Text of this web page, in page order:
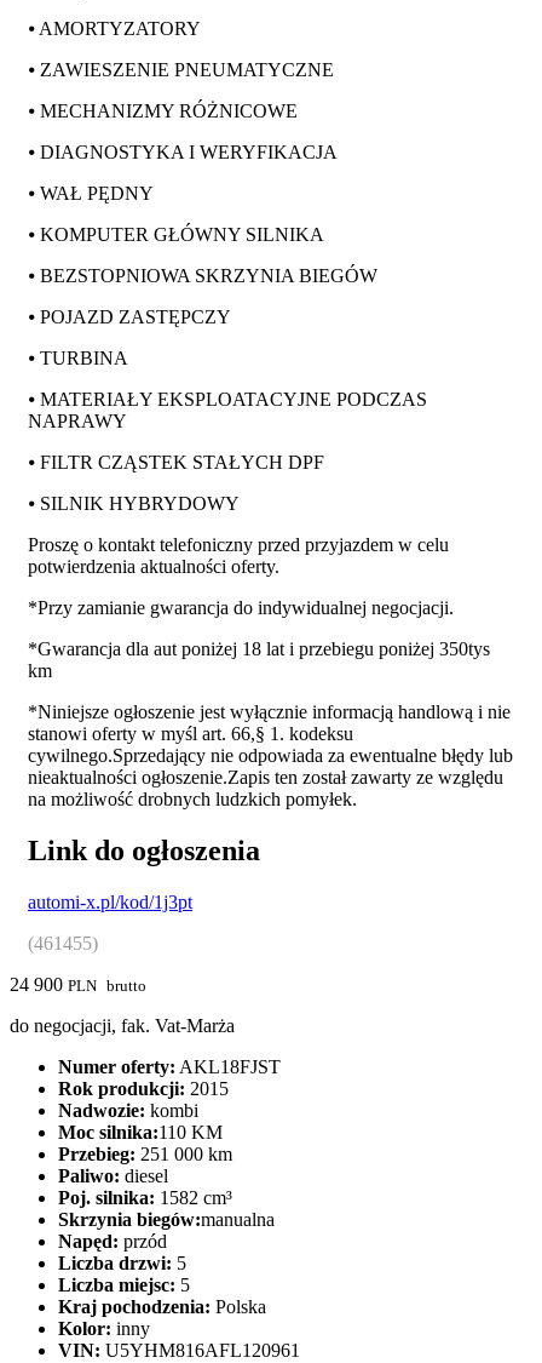
⦁ AMORTYZATORY
⦁ ZAWIESZENIE PNEUMATYCZNE
⦁ MECHANIZMY RÓŻNICOWE
⦁ DIAGNOSTYKA I WERYFIKACJA
⦁ WAŁ PĘDNY
⦁ KOMPUTER GŁÓWNY SILNIKA
⦁ BEZSTOPNIOWA SKRZYNIA BIEGÓW
⦁ POJAZD ZASTĘPCZY
⦁ TURBINA
⦁ MATERIAŁY EKSPLOATACYJNE PODCZAS
NAPRAWY
⦁ FILTR CZĄSTEK STAŁYCH DPF
⦁ SILNIK HYBRYDOWY
Proszę o kontakt telefoniczny przed przyjazdem w celu
potwierdzenia aktualności oferty.
*Przy zamianie gwarancja do indywidualnej negocjacji.
*Gwarancja dla aut poniżej 18 lat i przebiegu poniżej 350tys
km
*Niniejsze ogłoszenie jest wyłącznie informacją handlową i nie
stanowi oferty w myśl art. 66,§ 1. kodeksu
cywilnego.Sprzedający nie odpowiada za ewentualne błędy lub
nieaktualności ogłoszenie.Zapis ten został zawarty ze względu
na możliwość drobnych ludzkich pomyłek.
Link do ogłoszenia
automi-x.pl/kod/1j3pt
(461455)
24 900 PLN brutto
do negocjacji, fak. Vat-Marża
Numer oferty: AKL18FJST
Rok produkcji: 2015
Nadwozie: kombi
Moc silnika:110 KM
Przebieg: 251 000 km
Paliwo: diesel
Poj. silnika: 1582 cm³
Skrzynia biegów:manualna
Napęd: przód
Liczba drzwi: 5
Liczba miejsc: 5
Kraj pochodzenia: Polska
Kolor: inny
VIN: U5YHM816AFL120961